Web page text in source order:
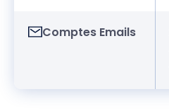
Comptes Emails